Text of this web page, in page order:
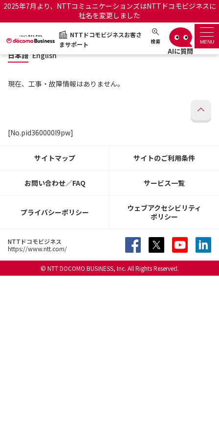
2025年7月より、NTTコミュニケーションズはNTTドコモビジネスに
社名を変更しました
NTTドコモビジネスお客さ
まサポート
検索 MENU
NTTドコモビジネスお客さまサポート 日本語 English
サポートトップ
サービス名から探す
日本語 English
現在、工事・故障情報はありません。
[No.pid360000l9pw]
サイトマップ サイトのご利用条件
お問い合わせ／FAQ サービス一覧
プライバシーポリシー
ウェブアクセシビリティ
ポリシー
NTTドコモビジネス
https://www.ntt.com/
© NTT DOCOMO BUSINESS, Inc. All Rights Reserved.